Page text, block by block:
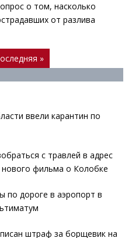
о том, насколько
от разлива
»
ввели карантин по
с травлей в адрес
фильма о Колобке
по дороге в аэропорт в
штраф за борщевик на